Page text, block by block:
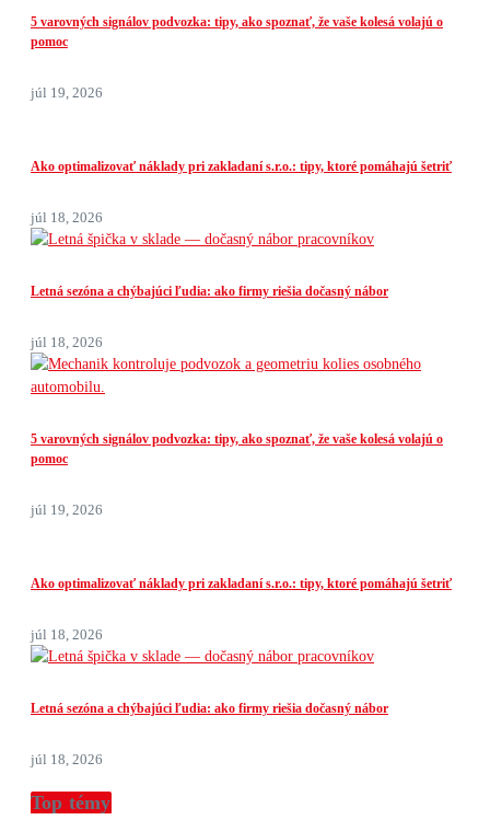
5 varovných signálov podvozka: tipy, ako spoznať, že vaše kolesá volajú o
pomoc
júl 19, 2026
Ako optimalizovať náklady pri zakladaní s.r.o.: tipy, ktoré pomáhajú šetriť
júl 18, 2026
Letná sezóna a chýbajúci ľudia: ako firmy riešia dočasný nábor
júl 18, 2026
5 varovných signálov podvozka: tipy, ako spoznať, že vaše kolesá volajú o
pomoc
júl 19, 2026
Ako optimalizovať náklady pri zakladaní s.r.o.: tipy, ktoré pomáhajú šetriť
júl 18, 2026
Letná sezóna a chýbajúci ľudia: ako firmy riešia dočasný nábor
júl 18, 2026
Top témy